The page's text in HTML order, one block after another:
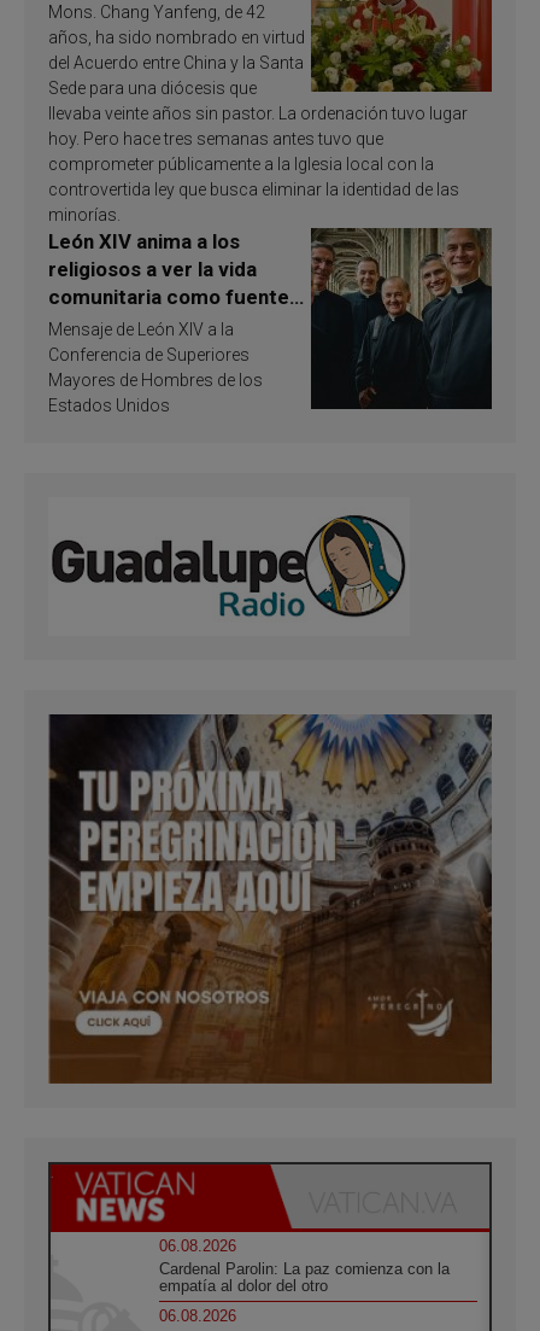
Mons. Chang Yanfeng, de 42
años, ha sido nombrado en virtud
del Acuerdo entre China y la Santa
Sede para una diócesis que
llevaba veinte años sin pastor. La ordenación tuvo lugar
hoy. Pero hace tres semanas antes tuvo que
comprometer públicamente a la Iglesia local con la
controvertida ley que busca eliminar la identidad de las
minorías.
León XIV anima a los
religiosos a ver la vida
comunitaria como fuente
de inspiración y
santificación
Mensaje de León XIV a la
Conferencia de Superiores
Mayores de Hombres de los
Estados Unidos
06.08.2026
Cardenal Parolin: La paz comienza con la
empatía al dolor del otro
06.08.2026